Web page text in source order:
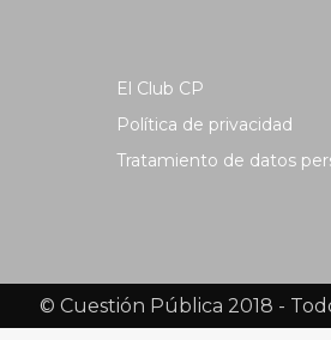
El Club CP
Política de privacidad
Tratamiento de datos
© Cuestión Pública 2018 -